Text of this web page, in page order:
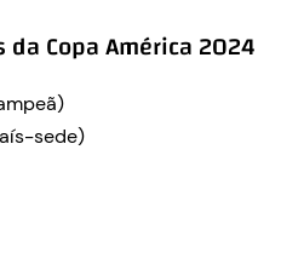
Copa América 2024
sede)